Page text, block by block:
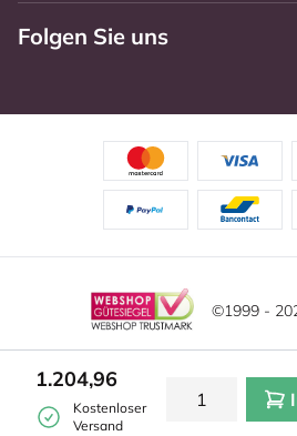
1.204,96
Kostenloser
Versand
Folgen Sie uns
©1999 -
Haftungsausschluss
Allgemeine Geschäftsbedingungen
Diese Website verwendet
Datenschutzerklärung für
|